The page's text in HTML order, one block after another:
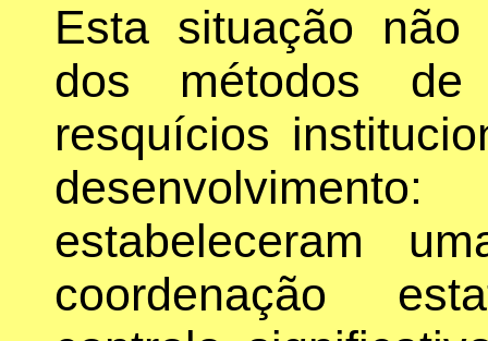
Esta situação não
dos métodos
resquícios
estabeleceram
coordenação